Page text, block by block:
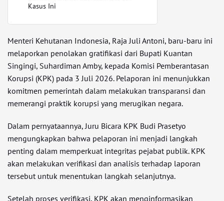
Kasus Ini
Menteri Kehutanan Indonesia, Raja Juli Antoni, baru-baru ini
melaporkan penolakan gratifikasi dari Bupati Kuantan
Singingi, Suhardiman Amby, kepada Komisi Pemberantasan
Korupsi (KPK) pada 3 Juli 2026. Pelaporan ini menunjukkan
komitmen pemerintah dalam melakukan transparansi dan
memerangi praktik korupsi yang merugikan negara.
Dalam pernyataannya, Juru Bicara KPK Budi Prasetyo
mengungkapkan bahwa pelaporan ini menjadi langkah
penting dalam memperkuat integritas pejabat publik. KPK
akan melakukan verifikasi dan analisis terhadap laporan
tersebut untuk menentukan langkah selanjutnya.
Setelah proses verifikasi, KPK akan menginformasikan